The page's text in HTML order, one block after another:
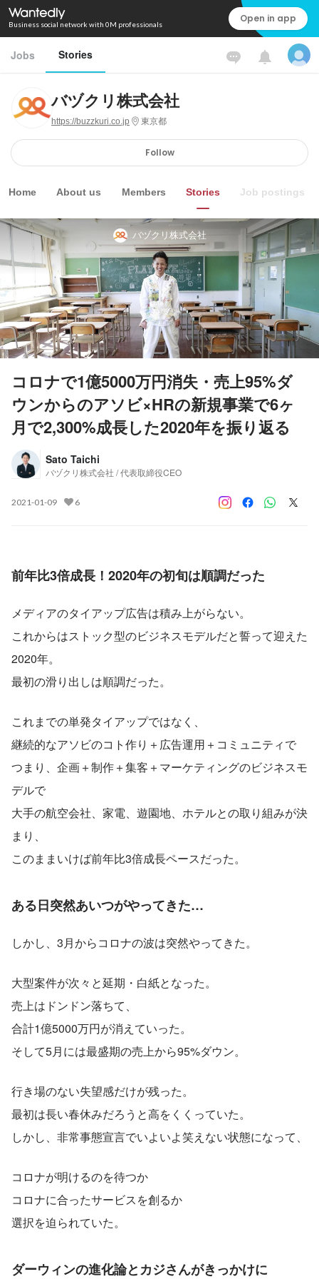
Business social network with 0M professionals Open in app
Jobs Stories
バヅクリ株式会社
https://buzzkuri.co.jp 東京都
Follow
Home About us Members Stories Job postings
バヅクリ株式会社
コロナで1億5000万円消失・売上95%ダ
ウンからのアソビ×HRの新規事業で6ヶ
月で2,300%成長した2020年を振り返る
Sato Taichi
バヅクリ株式会社 / 代表取締役CEO
2021-01-09 6
前年比3倍成長！2020年の初旬は順調だった
メディアのタイアップ広告は積み上がらない。
これからはストック型のビジネスモデルだと誓って迎えた
2020年。
最初の滑り出しは順調だった。
これまでの単発タイアップではなく、
継続的なアソビのコト作り＋広告運用＋コミュニティで
つまり、企画＋制作＋集客＋マーケティングのビジネスモ
デルで
大手の航空会社、家電、遊園地、ホテルとの取り組みが決
まり、
このままいけば前年比3倍成長ペースだった。
ある日突然あいつがやってきた…
しかし、3月からコロナの波は突然やってきた。
大型案件が次々と延期・白紙となった。
売上はドンドン落ちて、
合計1億5000万円が消えていった。
そして5月には最盛期の売上から95%ダウン。
行き場のない失望感だけが残った。
最初は長い春休みだろうと高をくくっていた。
しかし、非常事態宣言でいよいよ笑えない状態になって、
コロナが明けるのを待つか
コロナに合ったサービスを創るか
選択を迫られていた。
ダーウィンの進化論とカジさんがきっかけに